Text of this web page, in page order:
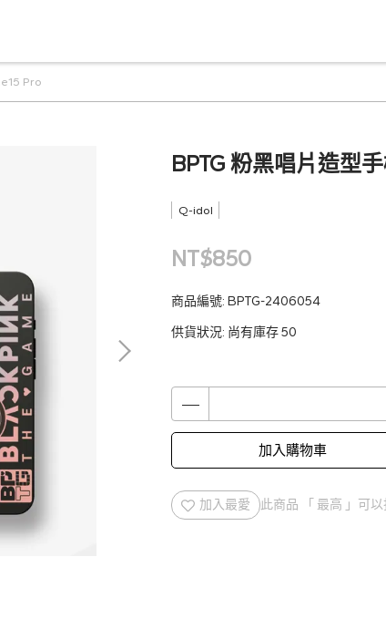
Pro
BPTG 粉黑唱片造型
Q-idol
NT$850
商品編號: BPTG-2406054
供貨狀況: 尚有庫存 50
加入購物車
加入最愛 此商品 「 最高 」可以